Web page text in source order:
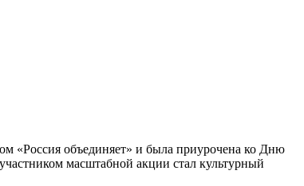
«Россия объединяет» и была приурочена ко Дню
масштабной акции стал культурный